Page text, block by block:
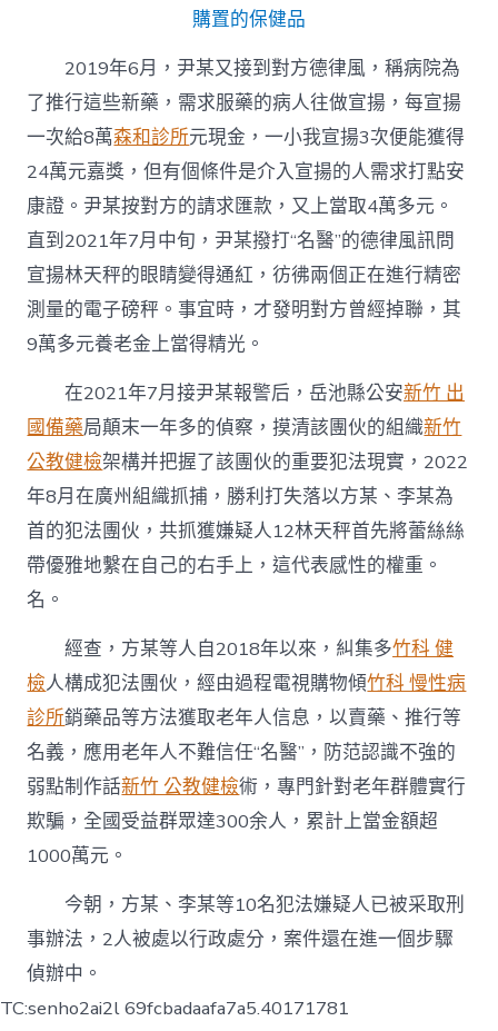
購置的保健品
2019年6月，尹某又接到對方德律風，稱病院為
了推行這些新藥，需求服藥的病人往做宣揚，每宣揚
一次給8萬森和診所元現金，一小我宣揚3次便能獲得
24萬元嘉獎，但有個條件是介入宣揚的人需求打點安
康證。尹某按對方的請求匯款，又上當取4萬多元。
直到2021年7月中旬，尹某撥打“名醫”的德律風訊問
宣揚林天秤的眼睛變得通紅，彷彿兩個正在進行精密
測量的電子磅秤。事宜時，才發明對方曾經掉聯，其
9萬多元養老金上當得精光。
在2021年7月接尹某報警后，岳池縣公安新竹 出
國備藥局顛末一年多的偵察，摸清該團伙的組織新竹
公教健檢架構并把握了該團伙的重要犯法現實，2022
年8月在廣州組織抓捕，勝利打失落以方某、李某為
首的犯法團伙，共抓獲嫌疑人12林天秤首先將蕾絲絲
帶優雅地繫在自己的右手上，這代表感性的權重。
名。
經查，方某等人自2018年以來，糾集多竹科 健
檢人構成犯法團伙，經由過程電視購物傾竹科 慢性病
診所銷藥品等方法獲取老年人信息，以賣藥、推行等
名義，應用老年人不難信任“名醫”，防范認識不強的
弱點制作話新竹 公教健檢術，專門針對老年群體實行
欺騙，全國受益群眾達300余人，累計上當金額超
1000萬元。
今朝，方某、李某等10名犯法嫌疑人已被采取刑
事辦法，2人被處以行政處分，案件還在進一個步驟
偵辦中。
TC:senho2ai2l 69fcbadaafa7a5.40171781